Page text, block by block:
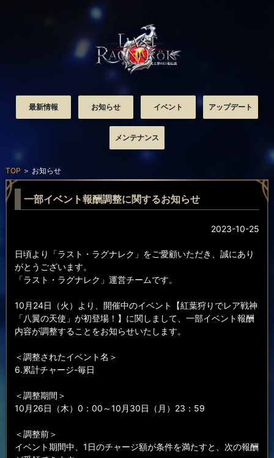
最新情報 お知らせ イベント アップデート
メンテナンス
TOP ＞ お知らせ
一部イベント報酬調整に関するお知らせ
2023-10-25
日頃より「ラスト・ラグナレク」をご愛顧いただき、誠にあり
がとうございます。
「ラスト・ラグナレク」運営チームです。
10月24日（火）より、開催中のイベント【紅葉狩りでレア戦神
「八翼の天使」が初登場！】に関しまして、一部イベント報酬
内容が調整することをお知らせいたします。
＜調整されたイベント名＞
6.累計チャージ-毎日
＜調整期間＞
10月26日（木）0：00～10月30日（月）23：59
＜調整前＞
イベント期間中、1日のチャージ額が条件を満たすと、次の報酬